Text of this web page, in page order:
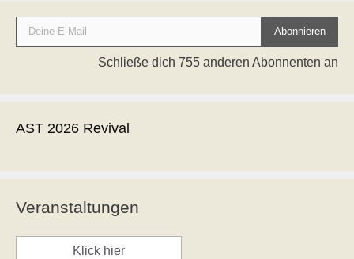
Deine E-Mail
Abonnieren
Schließe dich 755 anderen Abonnenten an
AST 2026 Revival
Veranstaltungen
Klick hier